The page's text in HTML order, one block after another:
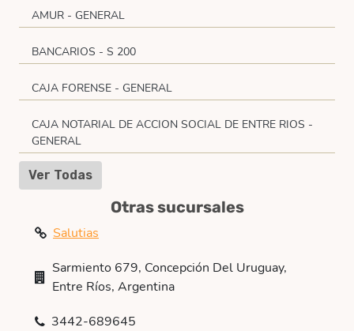
AMUR - GENERAL
BANCARIOS - S 200
CAJA FORENSE - GENERAL
CAJA NOTARIAL DE ACCION SOCIAL DE ENTRE RIOS -
GENERAL
Ver Todas
Otras sucursales
Salutias
Sarmiento 679, Concepción Del Uruguay,
Entre Ríos, Argentina
3442-689645